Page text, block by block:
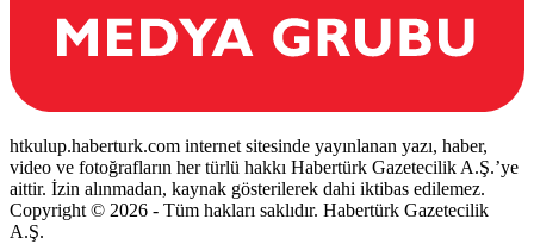
htkulup.haberturk.com internet sitesinde yayınlanan yazı, haber,
video ve fotoğrafların her türlü hakkı Habertürk Gazetecilik A.Ş.’ye
aittir. İzin alınmadan, kaynak gösterilerek dahi iktibas edilemez.
Copyright © 2026 - Tüm hakları saklıdır. Habertürk Gazetecilik
A.Ş.